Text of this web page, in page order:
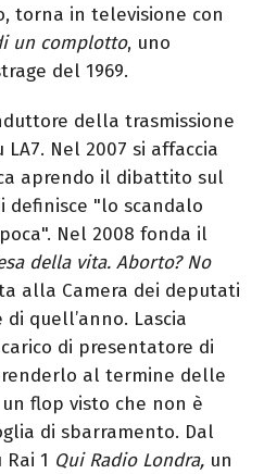
torna in televisione con
un complotto, uno
del 1969.
della trasmissione
LA7. Nel 2007 si affaccia
aprendo il dibattito sul
definisce "lo scandalo
Nel 2008 fonda il
della vita. Aborto? No
alla Camera dei deputati
quell’anno. Lascia
di presentatore di
al termine delle
flop visto che non è
di sbarramento. Dal
1 Qui Radio Londra, un